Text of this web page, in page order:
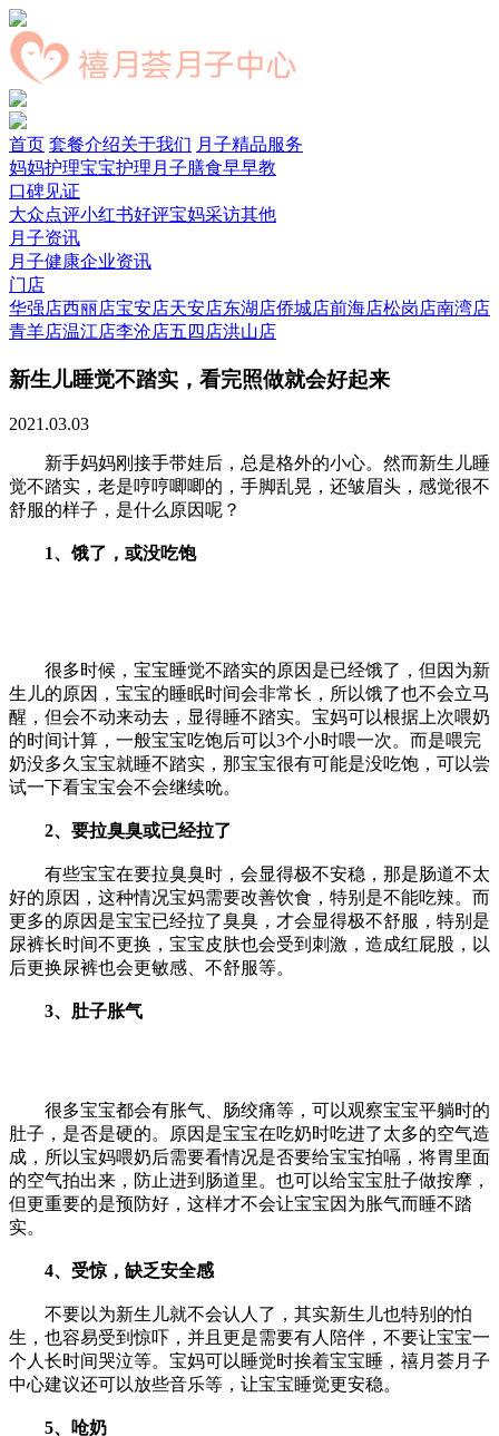
首页 套餐介绍关于我们 月子精品服务
妈妈护理宝宝护理 月子膳食早早教
口碑见证
大众点评小红书好评宝妈采访其他
月子资讯
月子健康企业资讯
门店
华强店西丽店宝安店天安店东湖店侨城店前海店松岗店南湾店
青羊店温江店李沧店五四店洪山店
新生儿睡觉不踏实，看完照做就会好起来
2021.03.03
新手妈妈刚接手带娃后，总是格外的小心。然而新生儿睡
觉不踏实，老是哼哼唧唧的，手脚乱晃，还皱眉头，感觉很不
舒服的样子，是什么原因呢？
1、饿了，或没吃饱
很多时候，宝宝睡觉不踏实的原因是已经饿了，但因为新
生儿的原因，宝宝的睡眠时间会非常长，所以饿了也不会立马
醒，但会不动来动去，显得睡不踏实。宝妈可以根据上次喂奶
的时间计算，一般宝宝吃饱后可以3个小时喂一次。而是喂完
奶没多久宝宝就睡不踏实，那宝宝很有可能是没吃饱，可以尝
试一下看宝宝会不会继续吮。
2、要拉臭臭或已经拉了
有些宝宝在要拉臭臭时，会显得极不安稳，那是肠道不太
好的原因，这种情况宝妈需要改善饮食，特别是不能吃辣。而
更多的原因是宝宝已经拉了臭臭，才会显得极不舒服，特别是
尿裤长时间不更换，宝宝皮肤也会受到刺激，造成红屁股，以
后更换尿裤也会更敏感、不舒服等。
3、肚子胀气
很多宝宝都会有胀气、肠绞痛等，可以观察宝宝平躺时的
肚子，是否是硬的。原因是宝宝在吃奶时吃进了太多的空气造
成，所以宝妈喂奶后需要看情况是否要给宝宝拍嗝，将胃里面
的空气拍出来，防止进到肠道里。也可以给宝宝肚子做按摩，
但更重要的是预防好，这样才不会让宝宝因为胀气而睡不踏
实。
4、受惊，缺乏安全感
不要以为新生儿就不会认人了，其实新生儿也特别的怕
生，也容易受到惊吓，并且更是需要有人陪伴，不要让宝宝一
个人长时间哭泣等。宝妈可以睡觉时挨着宝宝睡，禧月荟月子
中心建议还可以放些音乐等，让宝宝睡觉更安稳。
5、呛奶